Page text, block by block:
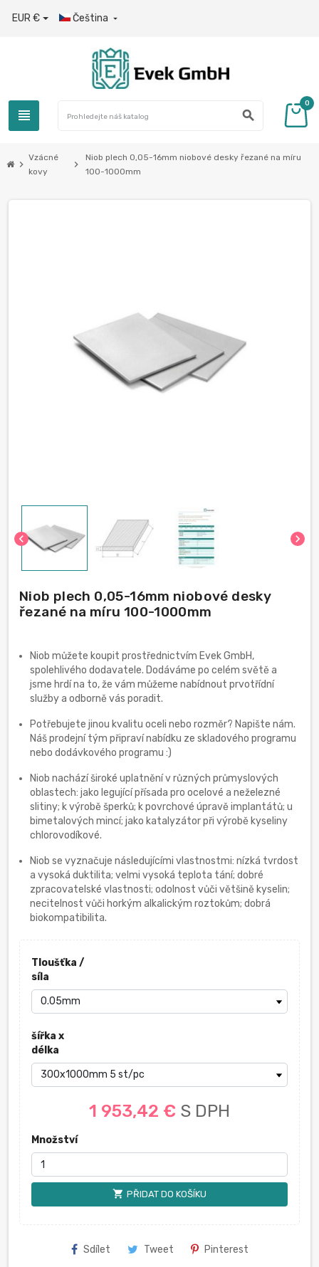
EUR € Čeština 
view_headline search
0
chevron_right
Vzácné
kovy
chevron_right
Niob plech 0,05-16mm niobové desky řezané na míru
100-1000mm
chevron_left chevron_right
Niob plech 0,05-16mm niobové desky
řezané na míru 100-1000mm
Niob můžete koupit prostřednictvím Evek GmbH,
spolehlivého dodavatele. Dodáváme po celém světě a
jsme hrdí na to, že vám můžeme nabídnout prvotřídní
služby a odborně vás poradit.
Potřebujete jinou kvalitu oceli nebo rozměr? Napište nám.
Náš prodejní tým připraví nabídku ze skladového programu
nebo dodávkového programu :)
Niob nachází široké uplatnění v různých průmyslových
oblastech: jako legující přísada pro ocelové a neželezné
slitiny; k výrobě šperků; k povrchové úpravě implantátů; u
bimetalových mincí; jako katalyzátor při výrobě kyseliny
chlorovodíkové.
Niob se vyznačuje následujícími vlastnostmi: nízká tvrdost
a vysoká duktilita; velmi vysoká teplota tání; dobré
zpracovatelské vlastnosti; odolnost vůči většině kyselin;
necitelnost vůči horkým alkalickým roztokům; dobrá
biokompatibilita.
Tloušťka /
síla
šířka x
délka
1 953,42 € S DPH
Množství
shopping_cart PŘIDAT DO KOŠÍKU
Sdílet Tweet Pinterest